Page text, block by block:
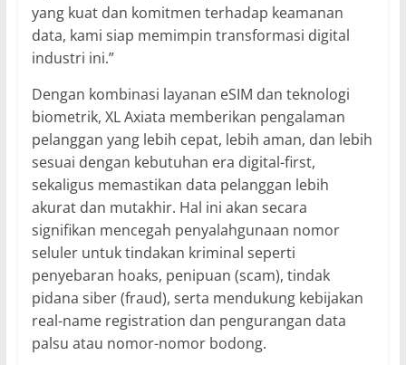
yang kuat dan komitmen terhadap keamanan
data, kami siap memimpin transformasi digital
industri ini.”
Dengan kombinasi layanan eSIM dan teknologi
biometrik, XL Axiata memberikan pengalaman
pelanggan yang lebih cepat, lebih aman, dan lebih
sesuai dengan kebutuhan era digital-first,
sekaligus memastikan data pelanggan lebih
akurat dan mutakhir. Hal ini akan secara
signifikan mencegah penyalahgunaan nomor
seluler untuk tindakan kriminal seperti
penyebaran hoaks, penipuan (scam), tindak
pidana siber (fraud), serta mendukung kebijakan
real-name registration dan pengurangan data
palsu atau nomor-nomor bodong.